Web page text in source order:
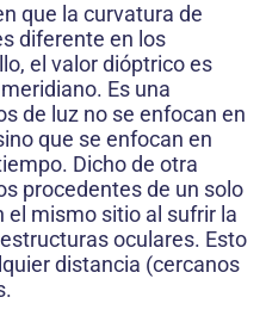
que la curvatura de
diferente en los
el valor dióptrico es
Es una
de luz no se enfocan en
que se enfocan en
Dicho de otra
procedentes de un solo
el mismo sitio al sufrir la
oculares. Esto
distancia (cercanos